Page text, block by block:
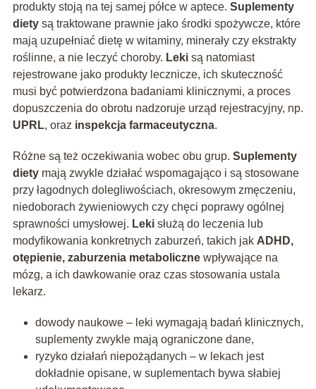
produkty stoją na tej samej półce w aptece. Suplementy
dietysą traktowane prawnie jako środki spożywcze, które
mają uzupełniać dietę w witaminy, minerały czy ekstrakty
roślinne, a nie leczyć choroby. Lekisą natomiast
rejestrowane jako produkty lecznicze, ich skuteczność
musi być potwierdzona badaniami klinicznymi, a proces
dopuszczenia do obrotu nadzoruje urząd rejestracyjny, np.
UPRL, oraz inspekcja farmaceutyczna.
Różne są też oczekiwania wobec obu grup. Suplementy
dietymają zwykle działać wspomagająco i są stosowane
przy łagodnych dolegliwościach, okresowym zmęczeniu,
niedoborach żywieniowych czy chęci poprawy ogólnej
sprawności umysłowej. Lekisłużą do leczenia lub
modyfikowania konkretnych zaburzeń, takich jak ADHD,
otępienie, zaburzenia metabolicznewpływające na
mózg, a ich dawkowanie oraz czas stosowania ustala
lekarz.
dowody naukowe – leki wymagają badań klinicznych,
suplementy zwykle mają ograniczone dane,
ryzyko działań niepożądanych – w lekach jest
dokładnie opisane, w suplementach bywa słabiej